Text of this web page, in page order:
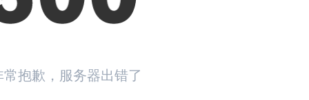
常抱歉，服务器出错了